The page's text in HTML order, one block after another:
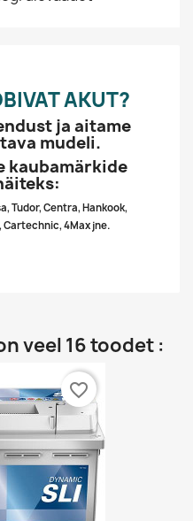
AKUT?
ja aitame
mudeli.
kaubamärkide
Tudor, Centra, Hankook,
4Max jne.
veel 16 toodet :
favorite_border